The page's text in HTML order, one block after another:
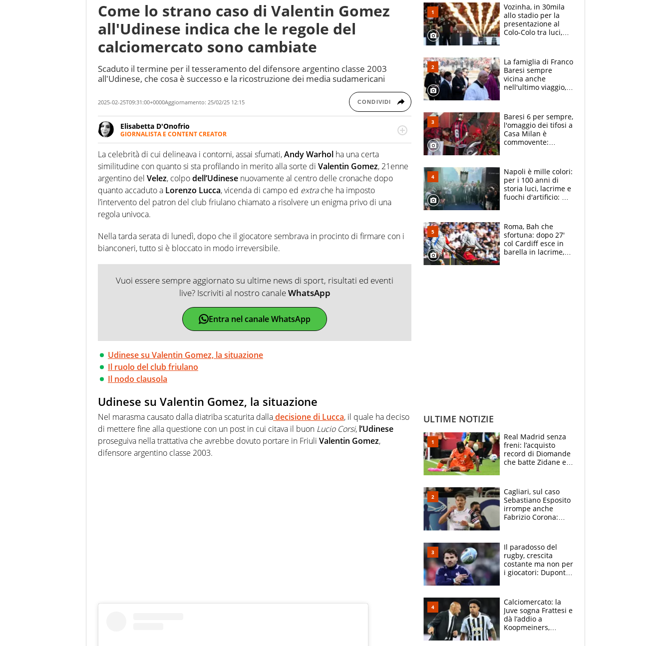
Come lo strano caso di Valentin Gomez
all'Udinese indica che le regole del
calciomercato sono cambiate
Scaduto il termine per il tesseramento del difensore argentino classe 2003
all'Udinese, che cosa è successo e la ricostruzione dei media sudamericani
2025-02-25T09:31:00+0000Aggiornamento: 25/02/25 12:15 CONDIVIDI
Elisabetta D'Onofrio
GIORNALISTA E CONTENT CREATOR
Giornalista professionista dal 2007, scrive per curiosità personale e necessità:
soprattutto di calcio, di sport e dei suoi protagonisti, concedendosi innocenti evasioni
nell'ambito della creazione di format. Un tempo ala destra, oggi si sente a suo agio nel
ruolo di libero. Cura una classifica riservata dei migliori 5 calciatori di sempre.
La celebrità di cui delineava i contorni, assai sfumati,Andy Warhol ha una certa
similitudine con quanto si sta profilando in merito alla sorte di Valentin Gomez, 21enne
argentino del Velez, colpodell’Udinese nuovamente al centro delle cronache dopo
quanto accaduto a Lorenzo Lucca, vicenda di campo ed extrache ha imposto
l’intervento del patron del club friulano chiamato a risolvere un enigma privo di una
regola univoca.
Nella tarda serata di lunedì, dopo che il giocatore sembrava in procinto di firmare con i
bianconeri, tutto si è bloccato in modo irreversibile.
Vuoi essere sempre aggiornato su ultime news di sport, risultati ed eventi
live? Iscriviti al nostro canaleWhatsApp
Entra nel canale WhatsApp
Udinese su Valentin Gomez, la situazione
Il ruolo del club friulano
Il nodo clausola
Udinese su Valentin Gomez, la situazione
Nel marasma causato dalla diatriba scaturita dalladecisione di Lucca, il quale ha deciso
di mettere fine alla questione con un post in cui citava il buon Lucio Corsi, l’Udinese
proseguiva nella trattativa che avrebbe dovuto portare in Friuli Valentin Gomez,
difensore argentino classe 2003.
Vozinha, in 30mila
allo stadio per la
presentazione al
Colo-Colo tra luci,
La famiglia di Franco
Baresi sempre
vicina anche
nell'ultimo viaggio,
circondati
dall'affetto dei tifosi
Baresi 6 per sempre,
l'omaggio dei tifosi a
Casa Milan è
commovente:
bigliettini
Napoli è mille colori:
per i 100 anni di
storia luci, lacrime e
fuochi d'artificio: De
Roma, Bah che
sfortuna: dopo 27'
col Cardiff esce in
barella in lacrime,
ULTIME NOTIZIE
Real Madrid senza
freni: l’acquisto
record di Diomande
che batte Zidane e
Cagliari, sul caso
Sebastiano Esposito
irrompe anche
Fabrizio Corona:
prove”
Il paradosso del
rugby, crescita
costante ma non per
i giocatori: Dupont
solo 1,4 milioni
all'anno
Calciomercato: la
Juve sogna Frattesi e
dà l’addio a
Koopmeiners,